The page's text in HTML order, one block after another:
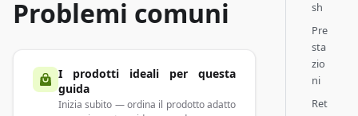
Problemi comuni
I prodotti ideali per questa
guida
Inizia subito — ordina il prodotto adatto
sh
Pre
sta
zio
ni
Ret